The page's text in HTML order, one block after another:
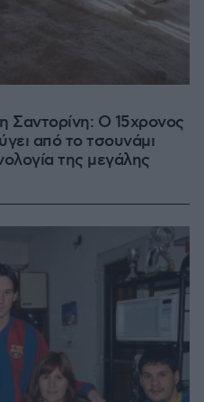
Σαντορίνη: Ο 15χρονος
από το τσουνάμι
της μεγάλης